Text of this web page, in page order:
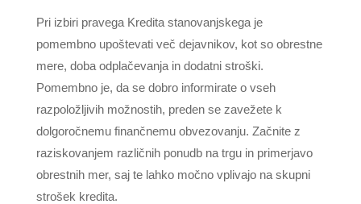
Pri izbiri pravega Kredita stanovanjskega je
pomembno upoštevati več dejavnikov, kot so obrestne
mere, doba odplačevanja in dodatni stroški.
Pomembno je, da se dobro informirate o vseh
razpoložljivih možnostih, preden se zavežete k
dolgoročnemu finančnemu obvezovanju. Začnite z
raziskovanjem različnih ponudb na trgu in primerjavo
obrestnih mer, saj te lahko močno vplivajo na skupni
strošek kredita.